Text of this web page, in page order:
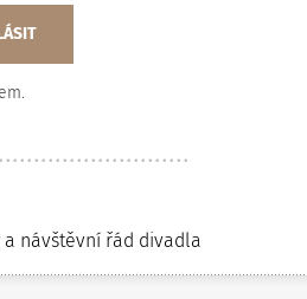
návštěvní řád divadla